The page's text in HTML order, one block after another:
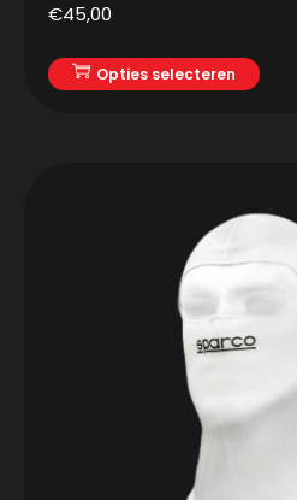
€45,00
Opties selecteren